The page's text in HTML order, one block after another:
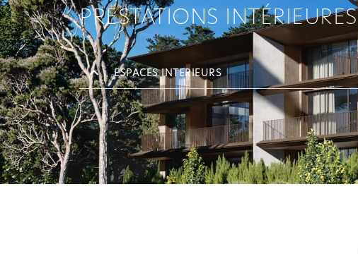
PRESTATIONS INTÉRIEURES
ESPACES INTERIEURS